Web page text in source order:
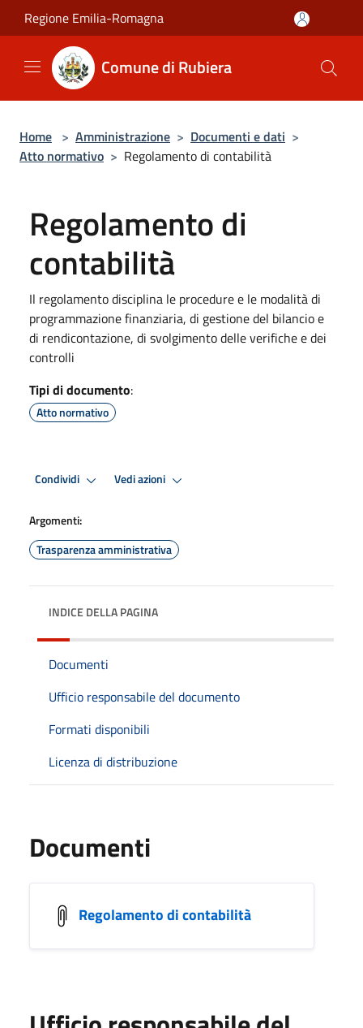
Salta al contenuto principale
Regione Emilia-Romagna
Comune di Rubiera
Home > Amministrazione > Documenti e dati >
Atto normativo > Regolamento di contabilità
Regolamento di
contabilità
Il regolamento disciplina le procedure e le modalità di
programmazione finanziaria, di gestione del bilancio e
di rendicontazione, di svolgimento delle verifiche e dei
controlli
Tipi di documento:
Atto normativo
Condividi Vedi azioni
Argomenti:
Trasparenza amministrativa
INDICE DELLA PAGINA
Documenti
Ufficio responsabile del documento
Formati disponibili
Licenza di distribuzione
Documenti
Regolamento di contabilità